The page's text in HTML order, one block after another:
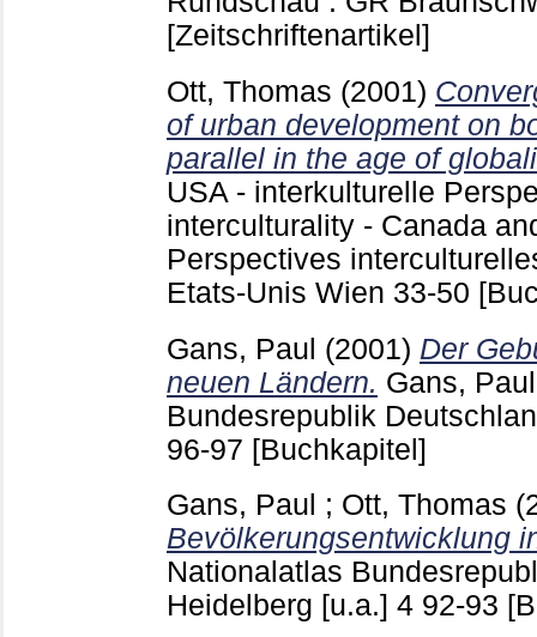
[Zeitschriftenartikel]
Ott, Thomas (2001)
of urban development on
parallel in the age of
USA - interkulturelle
interculturality - Canada
Perspectives
Etats-Unis Wien 33-50
Gans, Paul (2001) Der
neuen Ländern. Gans, Paul
Bundesrepublik
96-97 [Buchkapitel]
Gans, Paul ; Ott, Thomas
Bevölkerungsentwicklung
Nationalatlas
Heidelberg [u.a.] 4 92-93